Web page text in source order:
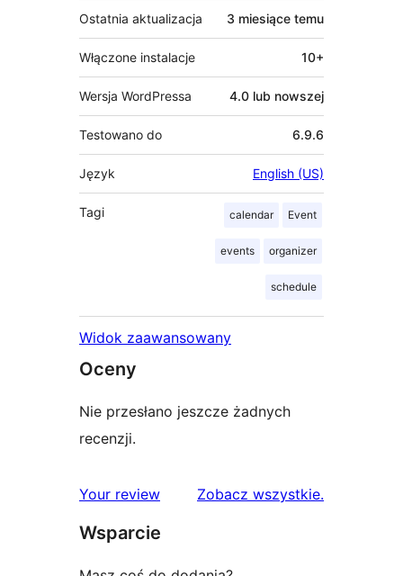
Ostatnia aktualizacja 3 miesiące temu
Włączone instalacje 10+
Wersja WordPressa 4.0 lub nowszej
Testowano do 6.9.6
Język English (US)
Tagi calendar Event
events organizer
schedule
Widok zaawansowany
Oceny
Nie przesłano jeszcze żadnych
recenzji.
Your review Zobacz wszystkierecenzje
.
Wsparcie